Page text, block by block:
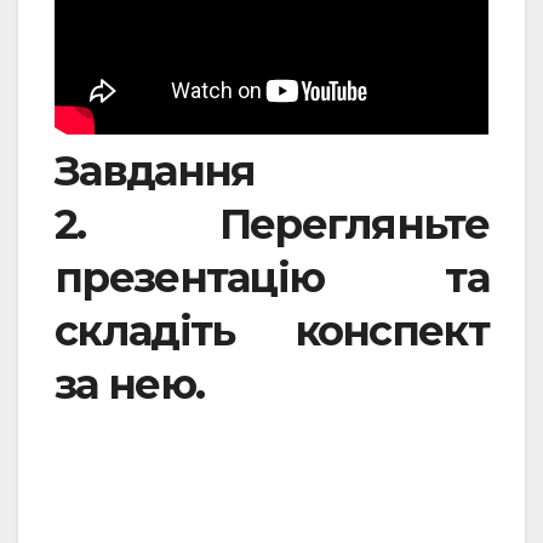
Завдання
2. Перегляньте
презентацію та
складіть конспект
за нею.